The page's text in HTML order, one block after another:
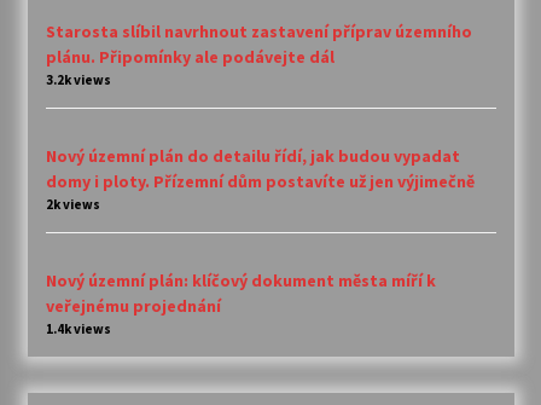
Starosta slíbil navrhnout zastavení příprav územního
plánu. Připomínky ale podávejte dál
3.2k views
Nový územní plán do detailu řídí, jak budou vypadat
domy i ploty. Přízemní dům postavíte už jen výjimečně
2k views
Nový územní plán: klíčový dokument města míří k
veřejnému projednání
1.4k views